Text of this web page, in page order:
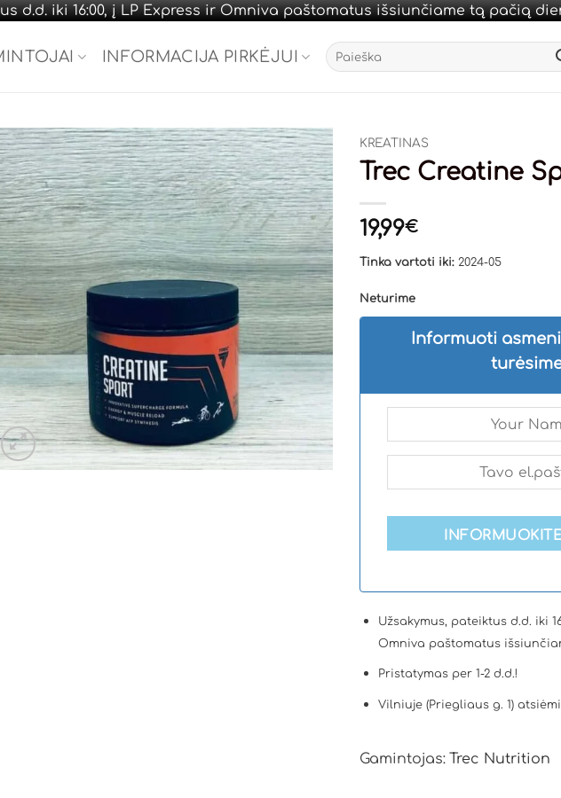
d.d. iki 16:00, į LP Express ir Omniva paštomatus išsiunčiame tą pačią
INFORMACIJA PIRKĖJUI Ieškoti:
KREATINAS
Trec Creatine
19,99€
Tinka vartoti iki: 2024-05
Neturime
Informuoti
Užsakymus, pateiktus d.d. iki
Omniva paštomatus
Pristatymas per 1-2 d.d.!
Vilniuje (Priegliaus g. 1)
Gamintojas: Trec Nutrition